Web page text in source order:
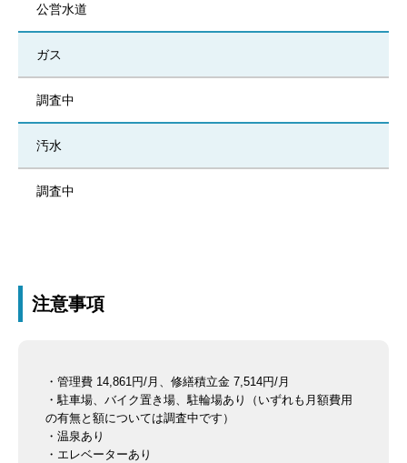
公営水道
ガス
調査中
汚水
調査中
注意事項
・管理費 14,861円/月、修繕積立金 7,514円/月
・駐車場、バイク置き場、駐輪場あり（いずれも月額費用
の有無と額については調査中です）
・温泉あり
・エレベーターあり